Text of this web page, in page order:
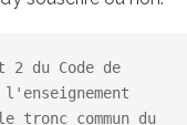
du Code de
tronc commun du